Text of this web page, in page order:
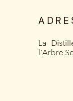
La
l'Arbre